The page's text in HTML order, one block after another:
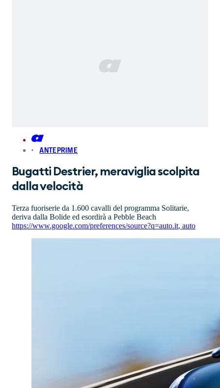
ANTEPRIME
Bugatti Destrier, meraviglia scolpita
dalla velocità
Terza fuoriserie da 1.600 cavalli del programma Solitarie,
deriva dalla Bolide ed esordirà a Pebble Beach
https://www.google.com/preferences/source?q=auto.it, auto